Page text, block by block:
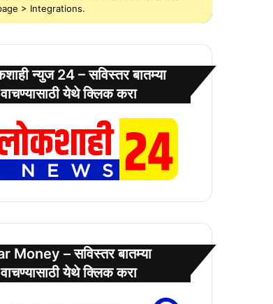
> Integrations.
न्युज 24 – सविस्तर बातम्या
वाचण्यासाठी येथे क्लिक करा
Money – सविस्तर बातम्या
वाचण्यासाठी येथे क्लिक करा